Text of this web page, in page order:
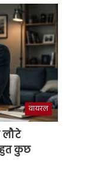
वायरल
लौटे
कुछ